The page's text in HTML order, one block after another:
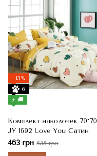
−13%
6
⚡ 🚚
Комплект наволочек 70*70
JY 1692 Love You Сатин
463 грн 535 грн